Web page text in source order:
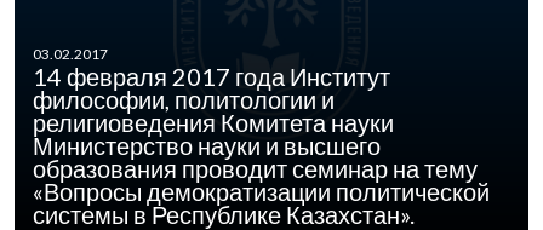
03.02.2017
14 февраля 2017 года Институт
философии, политологии и
религиоведения Комитета науки
Министерство науки и высшего
образования проводит семинар на тему
«Вопросы демократизации политической
системы в Республике Казахстан».
28.12.2016
28 декабря 2016
года в 11.00
часов состоится
Расширенное